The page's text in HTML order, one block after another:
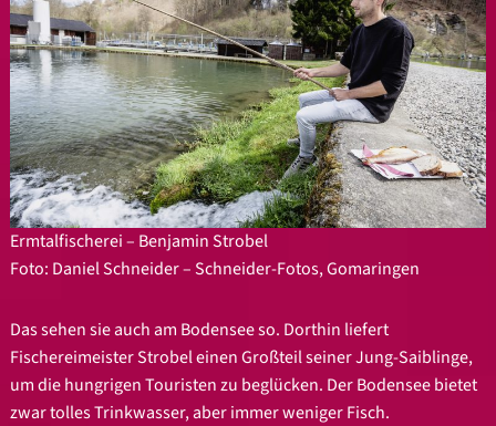
Ermtalfischerei – Benjamin Strobel
Foto: Daniel Schneider – Schneider-Fotos, Gomaringen
Das sehen sie auch am Bodensee so. Dorthin liefert
Fischereimeister Strobel einen Großteil seiner Jung-Saiblinge,
um die hungrigen Touristen zu beglücken. Der Bodensee bietet
zwar tolles Trinkwasser, aber immer weniger Fisch.